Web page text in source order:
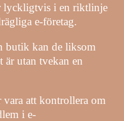
lyckligtvis i en riktlinje
e-företag.
butik kan de liksom
är utan tvekan en
att kontrollera om
i e-